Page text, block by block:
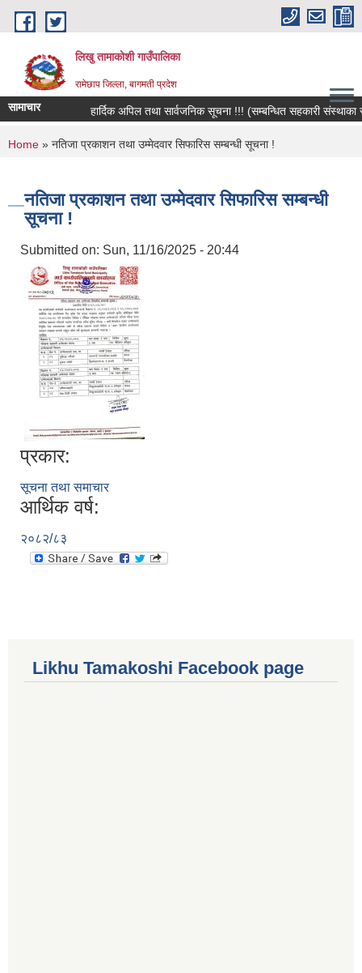
Skip to main content
लिखु तामाकोशी गाउँपालिका
रामेछाप जिल्ला, बागमती प्रदेश
सामाचार हार्दिक अपिल तथा सार्वजनिक सूचना !!! (सम्बन्धित सहकारी संस्थाका
You are here
Home » नतिजा प्रकाशन तथा उम्मेदवार सिफारिस सम्बन्धी सूचना !
नतिजा प्रकाशन तथा उम्मेदवार सिफारिस सम्बन्धी
सूचना !
Submitted on: Sun, 11/16/2025 - 20:44
प्रकार:
सूचना तथा समाचार
आर्थिक वर्ष:
२०८२/८३
Likhu Tamakoshi Facebook page